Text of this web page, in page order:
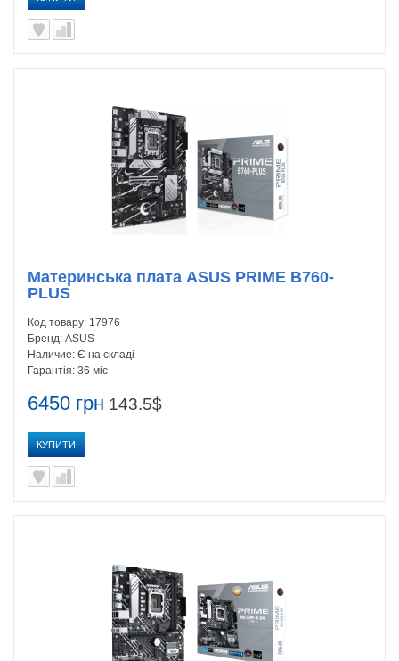
6450 грн 143.5$
КУПИТИ
Материнська плата ASUS PRIME B760-
PLUS
Код товару: 17976
Бренд: ASUS
Наличие: Є на складі
Гарантія: 36 міс